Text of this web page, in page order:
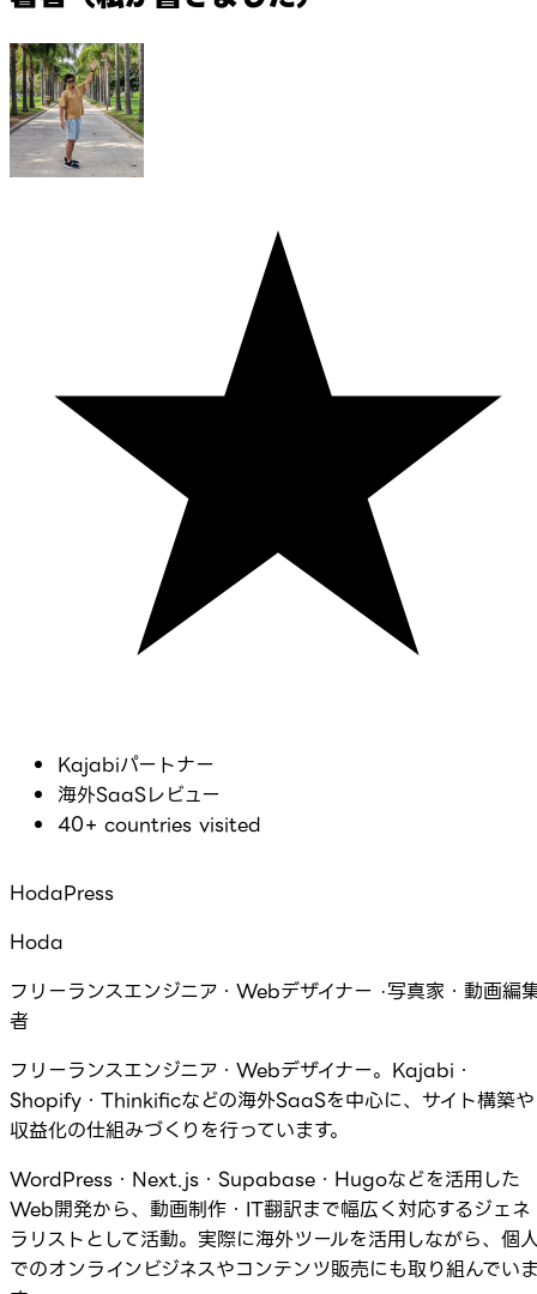
Kajabiパートナー
海外SaaSレビュー
40+ countries visited
HodaPress
Hoda
フリーランスエンジニア・Webデザイナー ·写真家・動画編
者
フリーランスエンジニア・Webデザイナー。Kajabi・
Shopify・Thinkificなどの海外SaaSを中心に、サイト構築や
収益化の仕組みづくりを行っています。
WordPress・Next.js・Supabase・Hugoなどを活用した
Web開発から、動画制作・IT翻訳まで幅広く対応するジェネ
ラリストとして活動。実際に海外ツールを活用しながら、個
でのオンラインビジネスやコンテンツ販売にも取り組んでい